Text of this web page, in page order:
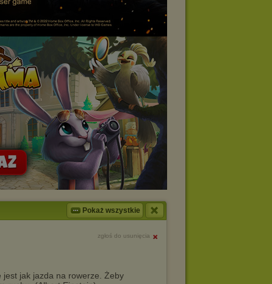
Pokaż wszystkie
zgłoś do usunięcia
jest jak jazda na rowerze. Żeby